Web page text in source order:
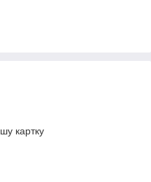
картку